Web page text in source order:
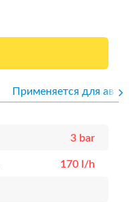
Применяется для авто
3 bar
170 l/h